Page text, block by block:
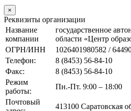
×
Реквизиты организации
Название
компании
государственное
области «Центр
ОГРН/ИНН
1026401980582 /
Телефон:
8 (8453) 56-84-10
Факс:
8 (8453) 56-84-10
Режим
работы:
Пн.-Пт. 9:00 – 18:00
Почтовый
413100 Саратовская